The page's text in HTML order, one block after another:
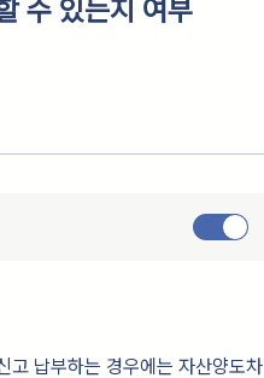
수 있는지 여부
고 납부하는 경우에는 자산양도차